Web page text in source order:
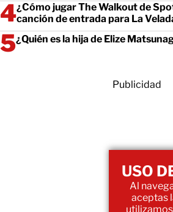
¿Cómo jugar The Walkout de
canción de entrada para La
¿Quién es la hija de Elize
Publicidad
USO
Al
aceptas